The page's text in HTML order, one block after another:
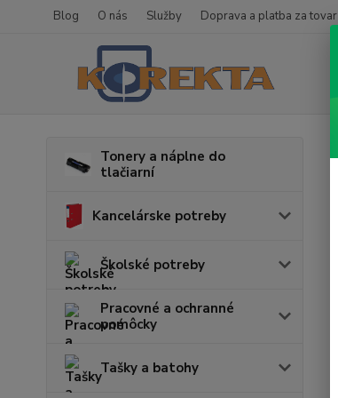
Blog O nás Služby Doprava a platba za tovar
Tonery a náplne do
tlačiarní
Kancelárske potreby
Školské potreby
Pracovné a ochranné
pomôcky
Tašky a batohy